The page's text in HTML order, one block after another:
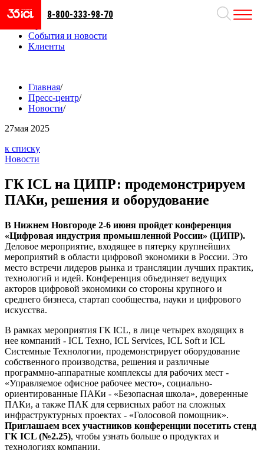
Направления
События и новости
Клиенты
8-800-333-98-70
Главная/
Пресс-центр/
Новости/
27мая 2025
к списку
Новости
ГК ICL на ЦИПР: продемонстрируем
ПАКи, решения и оборудование
В Нижнем Новгороде 2-6 июня пройдет конференция
«Цифровая индустрия промышленной России» (ЦИПР).
Деловое мероприятие, входящее в пятерку крупнейших
мероприятий в области цифровой экономики в России. Это
место встречи лидеров рынка и трансляции лучших практик,
технологий и идей. Конференция объединяет ведущих
акторов цифровой экономики со стороны крупного и
среднего бизнеса, стартап сообщества, науки и цифрового
искусства.
В рамках мероприятия ГК ICL, в лице четырех входящих в
нее компаний - ICL Техно, ICL Services, ICL Soft и ICL
Системные Технологии, продемонстрирует оборудование
собственного производства, решения и различные
программно-аппаратные комплексы для рабочих мест -
«Управляемое офисное рабочее место», социально-
ориентированные ПАКи - «Безопасная школа», доверенные
ПАКи, а также ПАК для сервисных работ на сложных
инфраструктурных проектах - «Голосовой помощник».
Приглашаем всех участников конференции посетить стенд
ГК ICL (№2.25), чтобы узнать больше о продуктах и
технологиях компании.